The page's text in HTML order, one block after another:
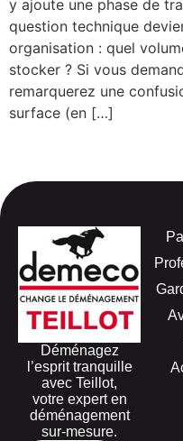
y ajoute une phase de
question technique
organisation : quel
stocker ? Si vous
remarquerez une
surface (en […]
Déménagez
l’esprit tranquille
avec Teillot,
votre expert en
déménagement
sur-mesure.